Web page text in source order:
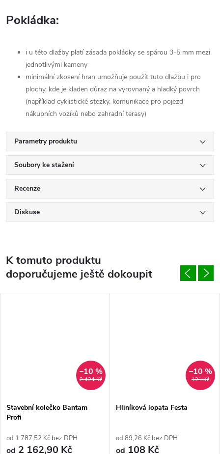
Pokládka:
i u této dlažby platí zásada pokládky se spárou 3-5 mm mezi
jednotlivými kameny
minimální zkosení hran umožňuje použít tuto dlažbu i pro
plochy, kde je kladen důraz na vyrovnaný a hladký povrch
(například cyklistické stezky, komunikace pro pojezd
nákupních vozíků nebo zahradní terasy)
Parametry produktu
Soubory ke stažení
Recenze
Diskuse
K tomuto produktu
doporučujeme ještě dokoupit
2 424 Kč
–10 %
Stavební kolečko Bantam
Profi
od 1 787,52 Kč bez DPH
od 2 162,90 Kč
121 Kč
–10 %
Hliníková lopata Festa
od 89,26 Kč bez DPH
od 108 Kč